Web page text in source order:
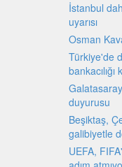
İstanbul
uyarısı
Osman
Türkiye'de
bankacılığı
duyurusu
Beşiktaş,
galibiyetle
UEFA,